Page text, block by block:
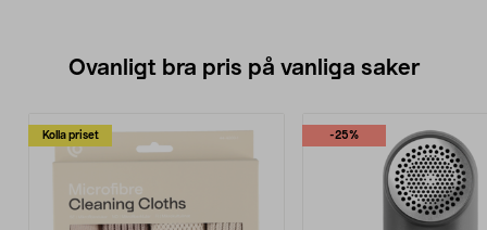
Ovanligt bra pris på vanliga saker
Kolla priset -25%